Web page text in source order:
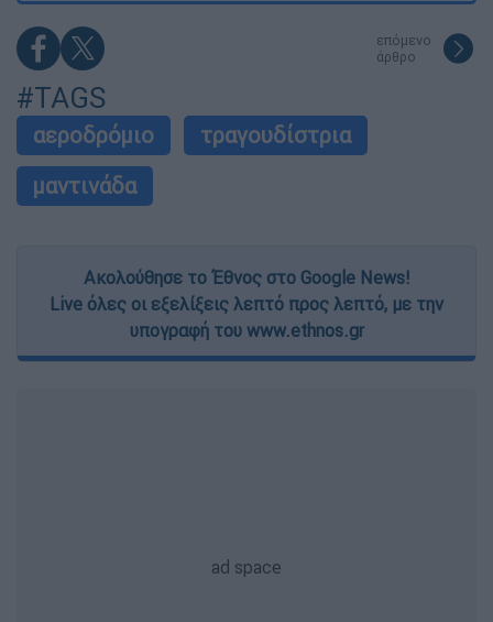
επόμενο
άρθρο
#TAGS
αεροδρόμιο
τραγουδίστρια
μαντινάδα
Ακολούθησε το Έθνος στο Google News!
Live όλες οι εξελίξεις λεπτό προς λεπτό, με την
υπογραφή του www.ethnos.gr